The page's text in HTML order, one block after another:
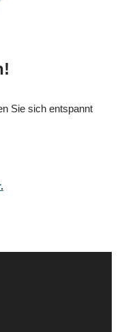
Sie sich entspannt